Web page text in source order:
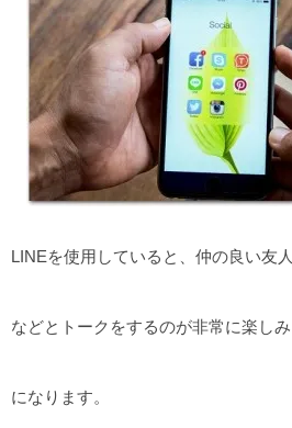
LINEを使用していると、仲の良い友人
などとトークをするのが非常に楽しみ
になります。